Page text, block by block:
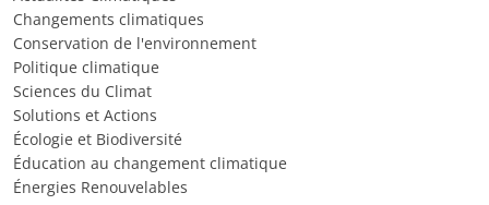
Changements climatiques
Conservation de l'environnement
Politique climatique
Sciences du Climat
Solutions et Actions
Écologie et Biodiversité
Éducation au changement climatique
Énergies Renouvelables